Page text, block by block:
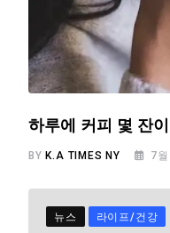
하루에 커피 몇 잔
BYK.A TIMES NY 7
뉴스 라이프/건강